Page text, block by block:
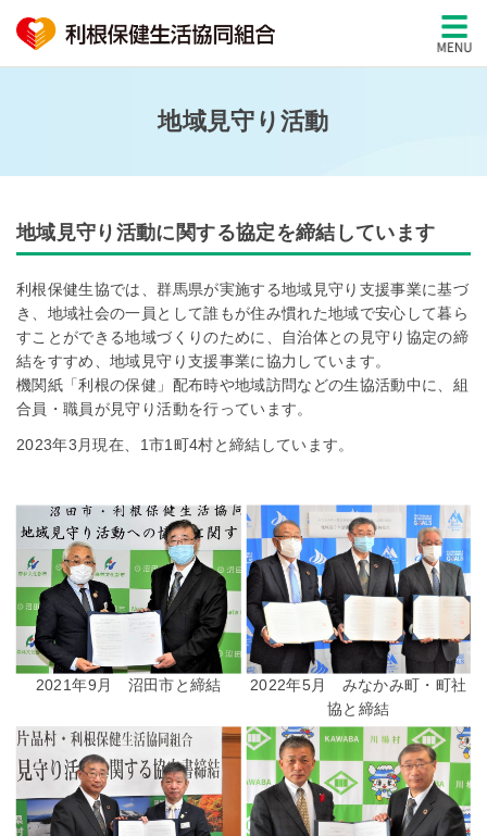
地域見守り活動
地域見守り活動に関する協定を締結しています
利根保健生協では、群馬県が実施する地域見守り支援事業に基づ
き、地域社会の一員として誰もが住み慣れた地域で安心して暮ら
すことができる地域づくりのために、自治体との見守り協定の締
結をすすめ、地域見守り支援事業に協力しています。
機関紙「利根の保健」配布時や地域訪問などの生協活動中に、組
合員・職員が見守り活動を行っています。
2023年3月現在、1市1町4村と締結しています。
2021年9月 沼田市と締結
2022年5月 みなかみ町・町社
協と締結